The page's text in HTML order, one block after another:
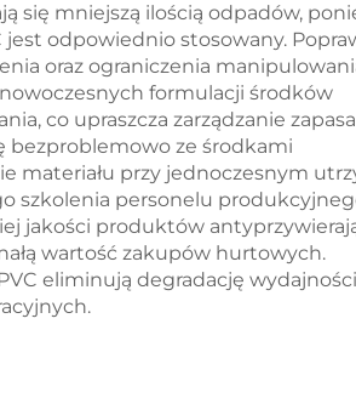
się mniejszą ilością odpadów,
odpowiednio stosowany.
oraz ograniczenia
formulacji środków
co upraszcza zarządzanie
bezproblemowo ze środkami
materiału przy jednoczesnym
szkolenia personelu
jakości produktów
wartość zakupów hurtowych.
eliminują degradację